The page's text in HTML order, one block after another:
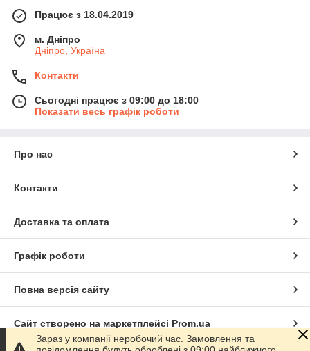
Працює з 18.04.2019
м. Дніпро
Дніпро, Україна
Контакти
Сьогодні працює з 09:00 до 18:00
Показати весь графік роботи
Про нас
Контакти
Доставка та оплата
Графік роботи
Повна версія сайту
Сайт створено на маркетплейсі Prom.ua
Зараз у компанії неробочий час. Замовлення та